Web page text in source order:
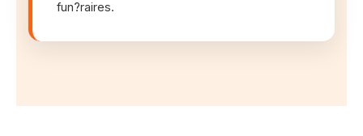
fun?raires.